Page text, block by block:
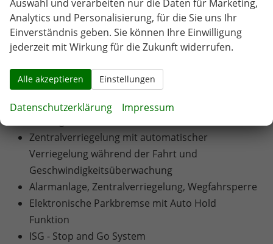
Stabilitätskontrollsystem
Bremsassistent
Notbremsanzeige
Aktive Motorhaube (Fußgängerschutz im Falle
eines Unfalls)
Bergabfahrassistent
Fahrzeugstabilitätskontrollsystem
Zentralverriegelung mit automatischer
Verriegelung während der Fahrt und
Geschwindigkeitsüberwachung
Alarmanlage, Zentralverriegelung, Wegfahrsperre
Elektronische Parkbremse mit Auto Hold
Funktion
ISG - Stop and Go System
Auswahl und verarbeiten nur die Daten für Marketing,
Analytics und Personalisierung, für die Sie uns Ihr
Einverständnis geben. Sie können Ihre Einwilligung
jederzeit mit Wirkung für die Zukunft widerrufen.
Alle akzeptieren Einstellungen
Datenschutzerklärung Impressum